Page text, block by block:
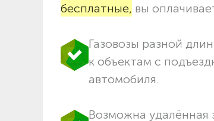
бесплатные, вы
Газовозы разной
к объектам c
автомобиля.
Возможна удалённая